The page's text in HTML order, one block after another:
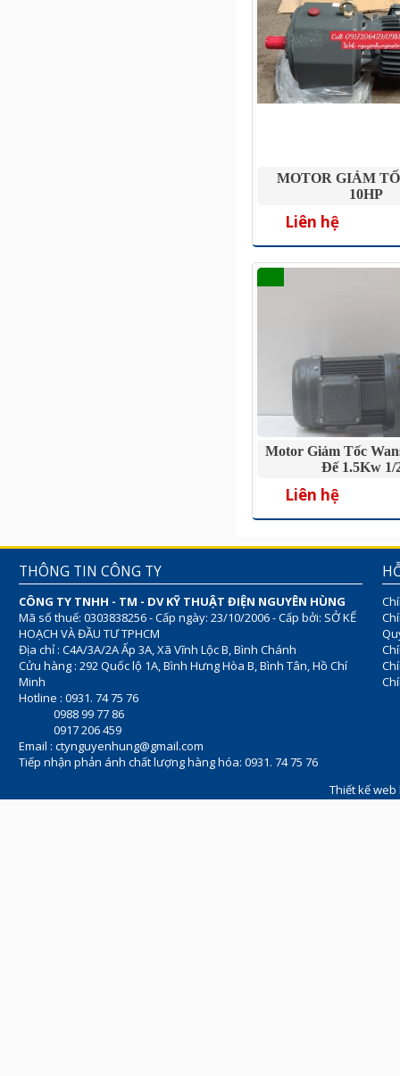
MOTOR GIẢM
10HP
Liên hệ
Motor Giảm Tốc
Đế 1.5Kw 1/
Liên hệ
THÔNG TIN CÔNG TY
CÔNG TY TNHH - TM - DV KỸ THUẬT ĐIỆN NGUYÊN HÙNG
Mã số thuế: 0303838256 - Cấp ngày: 23/10/2006 - Cấp bởi: SỞ KẾ
HOẠCH VÀ ĐẦU TƯ TPHCM
Địa chỉ : C4A/3A/2A Ấp 3A, Xã Vĩnh Lộc B, Bình Chánh
Cửu hàng : 292 Quốc lộ 1A, Bình Hưng Hòa B, Bình Tân, Hồ Chí
Minh
Hotline : 0931. 74 75 76
0988 99 77 86
0917 206 459
Email : ctynguyenhung@gmail.com
Tiếp nhận phản ánh chất lượng hàng hóa: 0931. 74 75 76
Thiết kế web